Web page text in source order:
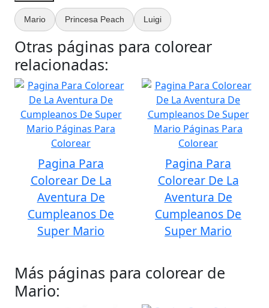
Mario Princesa Peach Luigi
Otras páginas para colorear
relacionadas:
Pagina Para
Colorear De La
Aventura De
Cumpleanos De
Super Mario
Pagina Para
Colorear De La
Aventura De
Cumpleanos De
Super Mario
Más páginas para colorear de
Mario: